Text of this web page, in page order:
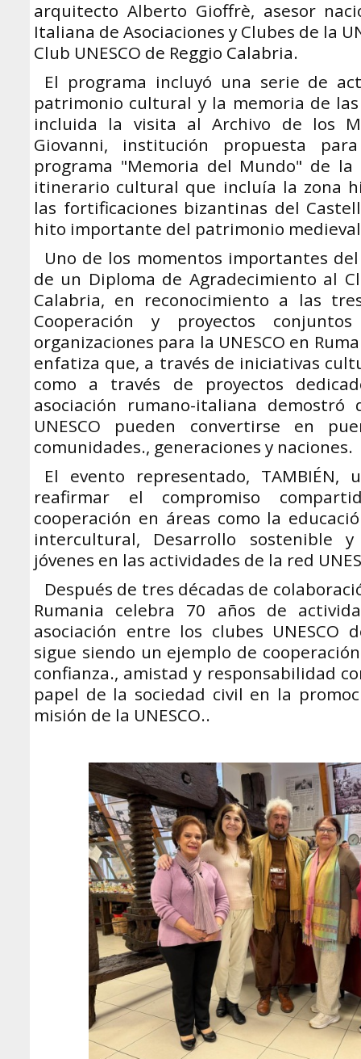
arquitecto Alberto Gioffrè, asesor
Italiana de Asociaciones y Clubes de la
Club UNESCO de Reggio Calabria.
El programa incluyó una serie de
patrimonio cultural y la memoria de
incluida la visita al Archivo de los
Giovanni, institución propuesta
programa "Memoria del Mundo" de la
itinerario cultural que incluía la zona
las fortificaciones bizantinas del
hito importante del patrimonio
Uno de los momentos importantes
de un Diploma de Agradecimiento al
Calabria, en reconocimiento a las
Cooperación y proyectos
organizaciones para la UNESCO en
enfatiza que, a través de iniciativas
como a través de proyectos
asociación rumano-italiana
UNESCO pueden convertirse en
comunidades., generaciones y naciones.
El evento representado, TAMBIÉN,
reafirmar el compromiso
cooperación en áreas como la
intercultural, Desarrollo sostenible
jóvenes en las actividades de la red
Después de tres décadas de
Rumania celebra 70 años de
asociación entre los clubes UNESCO
sigue siendo un ejemplo de
confianza., amistad y responsabilidad
papel de la sociedad civil en la
misión de la UNESCO..